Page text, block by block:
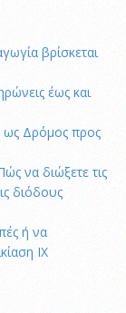
βρίσκεται
έως και
ως Δρόμος προς
να διώξετε τις
διόδους
ή να
ΙΧ